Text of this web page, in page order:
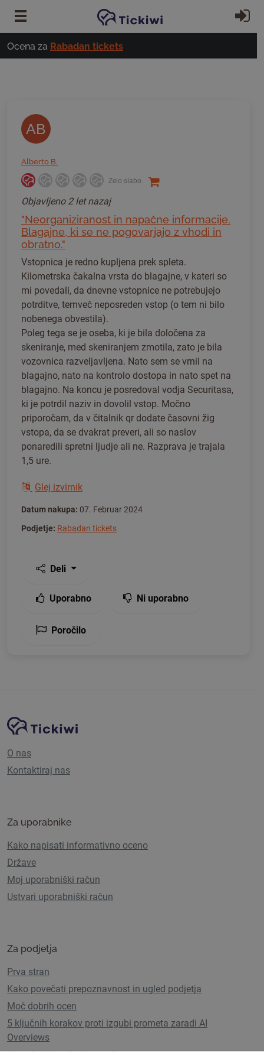
Preskoči na glavno vsebino
Ocena za Rabadan tickets
AB
Alberto B.
Zelo slabo
Objavljeno 2 let nazaj
"Neorganiziranost in napačne informacije.
Blagajne, ki se ne pogovarjajo z vhodi in
obratno."
Vstopnica je redno kupljena prek spleta.
Kilometrska čakalna vrsta do blagajne, v kateri so
mi povedali, da dnevne vstopnice ne potrebujejo
potrditve, temveč neposreden vstop (o tem ni bilo
nobenega obvestila).
Poleg tega se je oseba, ki je bila določena za
skeniranje, med skeniranjem zmotila, zato je bila
vozovnica razveljavljena. Nato sem se vrnil na
blagajno, nato na kontrolo dostopa in nato spet na
blagajno. Na koncu je posredoval vodja Securitasa,
ki je potrdil naziv in dovolil vstop. Močno
priporočam, da v čitalnik qr dodate časovni žig
vstopa, da se dvakrat preveri, ali so naslov
ponaredili spretni ljudje ali ne. Razprava je trajala
1,5 ure.
Glej izvirnik
Datum nakupa: 07. Februar 2024
Podjetje: Rabadan tickets
Deli
Uporabno Ni uporabno
Poročilo
Navigacija spletnega mesta
Platforma Tickiwi
O nas
Kontaktiraj nas
Za uporabnike
Kako napisati informativno oceno
Države
Moj uporabniški račun
Ustvari uporabniški račun
Za podjetja
Prva stran
Kako povečati prepoznavnost in ugled podjetja
Moč dobrih ocen
5 ključnih korakov proti izgubi prometa zaradi AI
Overviews
Uporabniški paketi in cenik